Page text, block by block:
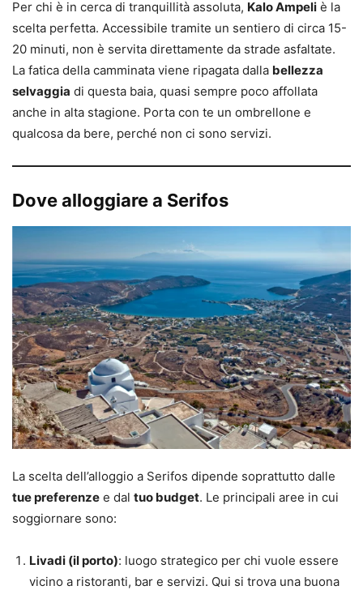
Per chi è in cerca di tranquillità assoluta, Kalo Ampeli è la
scelta perfetta. Accessibile tramite un sentiero di circa 15-
20 minuti, non è servita direttamente da strade asfaltate.
La fatica della camminata viene ripagata dalla bellezza
selvaggia di questa baia, quasi sempre poco affollata
anche in alta stagione. Porta con te un ombrellone e
qualcosa da bere, perché non ci sono servizi.
Dove alloggiare a Serifos
La scelta dell’alloggio a Serifos dipende soprattutto dalle
tue preferenze e dal tuo budget. Le principali aree in cui
soggiornare sono:
Livadi (il porto): luogo strategico per chi vuole essere
vicino a ristoranti, bar e servizi. Qui si trova una buona